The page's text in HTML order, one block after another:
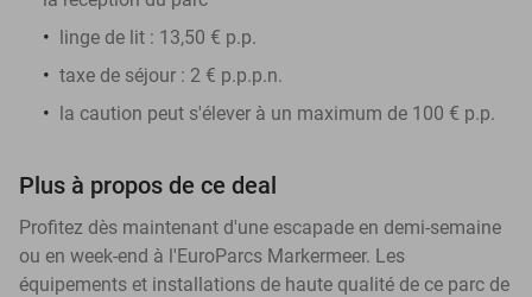
linge de lit : 13,50 € p.p.
taxe de séjour : 2 € p.p.p.n.
la caution peut s'élever à un maximum de 100 € p.p.
Plus à propos de ce deal
Profitez dès maintenant d'une escapade en demi-semaine
ou en week-end à l'EuroParcs Markermeer. Les
équipements et installations de haute qualité de ce parc de